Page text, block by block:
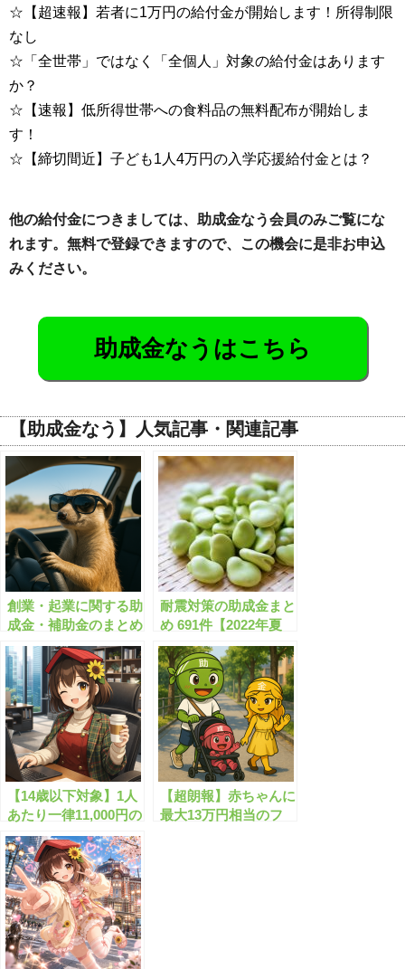
☆【超速報】若者に1万円の給付金が開始します！所得制限
なし
☆「全世帯」ではなく「全個人」対象の給付金はあります
か？
☆【速報】低所得世帯への食料品の無料配布が開始しま
す！
☆【締切間近】子ども1人4万円の入学応援給付金とは？
他の給付金につきましては、助成金なう会員のみご覧にな
れます。無料で登録できますので、この機会に是非お申込
みください。
助成金なうはこちら
【助成金なう】人気記事・関連記事
創業・起業に関する助
成金・補助金のまとめ
【有料会員限定】
耐震対策の助成金まと
め 691件【2022年夏
版】耐震改修/耐震診
断/ブロック塀除去/空
き家解体 など【有料
会員限定】
【14歳以下対象】1人
あたり一律11,000円の
現金がもらえます！
【超朗報】赤ちゃんに
最大13万円相当のフ